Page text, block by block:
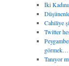
İki
Cahiliye
Twitter
görmek…
Tanıyor